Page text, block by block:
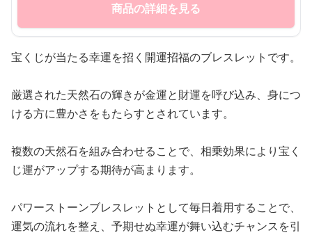
商品の詳細を見る
宝くじが当たる幸運を招く開運招福のブレスレットです。
厳選された天然石の輝きが金運と財運を呼び込み、身につ
ける方に豊かさをもたらすとされています。
複数の天然石を組み合わせることで、相乗効果により宝く
じ運がアップする期待が高まります。
パワーストーンブレスレットとして毎日着用することで、
運気の流れを整え、予期せぬ幸運が舞い込むチャンスを引